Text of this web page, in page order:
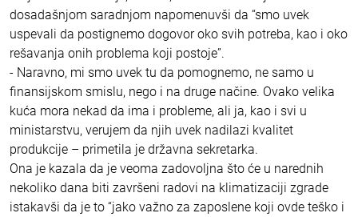
dosadašnjom saradnjom napomenuvši da “smo uvek
uspevali da postignemo dogovor oko svih potreba, kao i oko
rešavanja onih problema koji postoje”.
- Naravno, mi smo uvek tu da pomognemo, ne samo u
finansijskom smislu, nego i na druge načine. Ovako velika
kuća mora nekad da ima i probleme, ali ja, kao i svi u
ministarstvu, verujem da njih uvek nadilazi kvalitet
produkcije – primetila je državna sekretarka.
Ona je kazala da je veoma zadovoljna što će u narednih
nekoliko dana biti završeni radovi na klimatizaciji zgrade
istakavši da je to “jako važno za zaposlene koji ovde teško i